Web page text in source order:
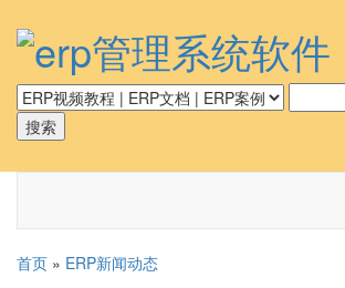
首页 » ERP新闻动态